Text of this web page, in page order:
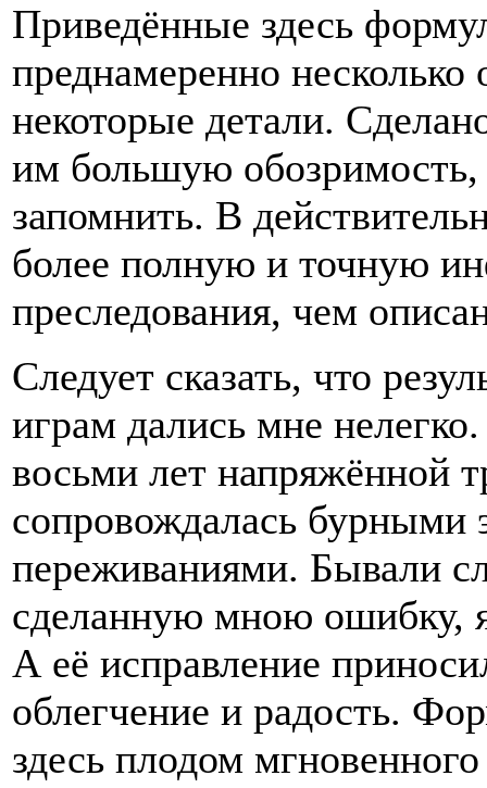
Приведённые здесь
преднамеренно
некоторые детали.
им большую
запомнить. В
более полную и точную
преследования, чем
Следует сказать, что
играм дались мне
восьми лет напряжённой
сопровождалась
переживаниями. Бывали
сделанную мною ошибку,
А её исправление
облегчение и радость.
здесь плодом